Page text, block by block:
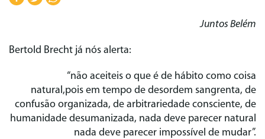
Juntos Belém
Bertold Brecht já nós alerta:
“não aceiteis o que é de hábito como coisa
natural,pois em tempo de desordem sangrenta, de
confusão organizada, de arbitrariedade consciente, de
humanidade desumanizada, nada deve parecer natural
nada deve parecer impossível de mudar”.